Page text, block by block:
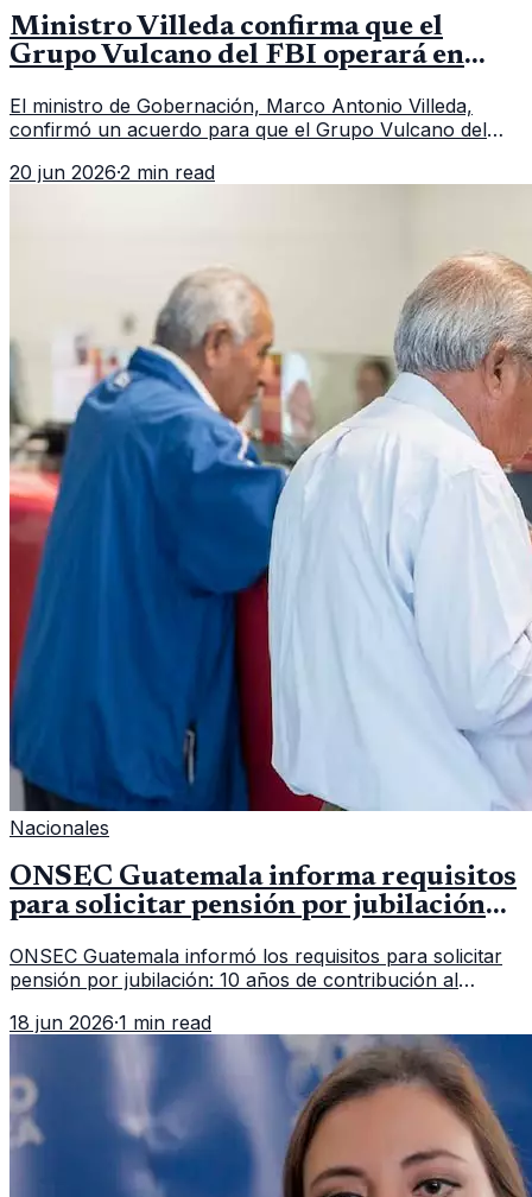
Ministro Villeda confirma que el
Grupo Vulcano del FBI operará en
El ministro de Gobernación, Marco Antonio Villeda,
confirmó un acuerdo para que el Grupo Vulcano del
fallido con la administración anterior del Ministerio
20 jun 2026·2 min read
Nacionales
ONSEC Guatemala informa requisitos
para solicitar pensión por jubilación
ONSEC Guatemala informó los requisitos para solicitar
pensión por jubilación: 10 años de contribución al
importar edad.
18 jun 2026·1 min read